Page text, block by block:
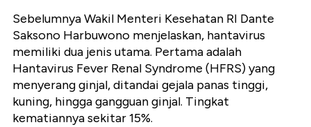
Sebelumnya Wakil Menteri Kesehatan RI Dante
Saksono Harbuwono menjelaskan, hantavirus
memiliki dua jenis utama. Pertama adalah
Hantavirus Fever Renal Syndrome (HFRS) yang
menyerang ginjal, ditandai gejala panas tinggi,
kuning, hingga gangguan ginjal. Tingkat
kematiannya sekitar 15%.